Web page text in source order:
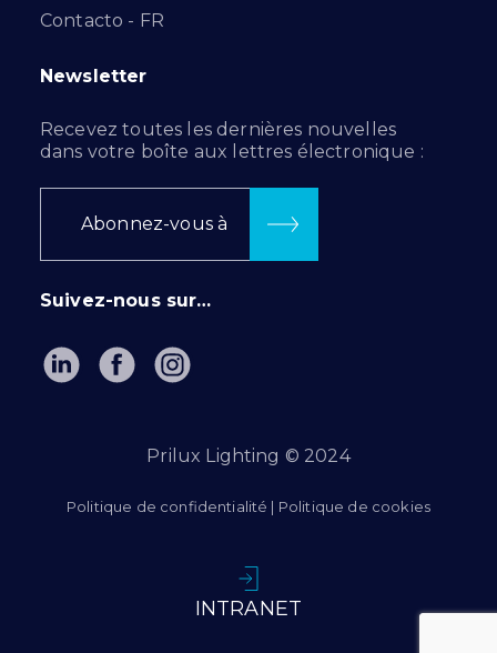
Contacto - FR
Newsletter
Recevez toutes les dernières nouvelles
dans votre boîte aux lettres électronique :
Abonnez-vous à
Suivez-nous sur…
Prilux Lighting © 2024
Politique de confidentialité | Politique de cookies
INTRANET